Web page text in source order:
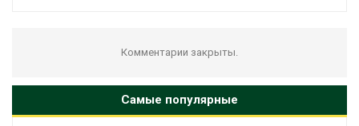
Комментарии закрыты.
Самые популярные